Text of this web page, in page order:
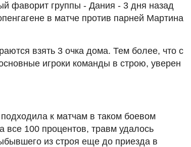
фаворит группы - Дания - 3 дня назад
в матче против парней Мартина
взять 3 очка дома. Тем более, что с
игроки команды в строю, уверен
к матчам в таком боевом
все 100 процентов, травм удалось
из строя еще до приезда в